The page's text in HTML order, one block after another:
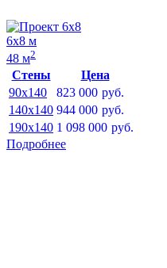
6х8 м
48 м2
Стены
Цена
90x140
823 000 руб.
140x140 944 000 руб.
190x140 1 098 000 руб.
Подробнее